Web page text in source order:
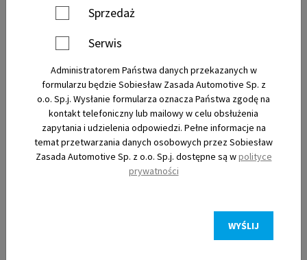
Model
Nowe
Używane
Elektryczne
Sprzedaż
Serwis
Administratorem Państwa danych przekazanych w
formularzu będzie Sobiesław Zasada Automotive Sp. z
o.o. Sp.j. Wysłanie formularza oznacza Państwa zgodę na
kontakt telefoniczny lub mailowy w celu obsłużenia
zapytania i udzielenia odpowiedzi. Pełne informacje na
temat przetwarzania danych osobowych przez Sobiesław
Zasada Automotive Sp. z o.o. Sp.j. dostępne są wpolityce
prywatności
WYŚLIJ